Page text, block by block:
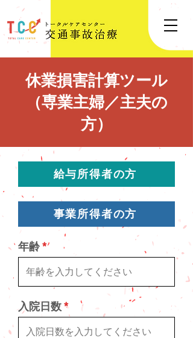
休業損害計算ツール
（専業主婦／主夫の
方）
給与所得者の方
事業所得者の方
年齢
入院日数